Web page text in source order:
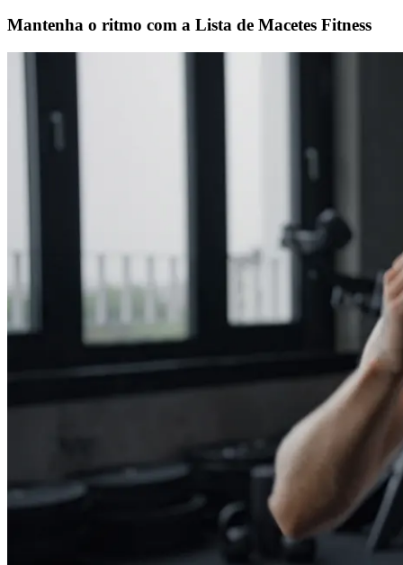
Mantenha o ritmo com a Lista de Macetes Fitness